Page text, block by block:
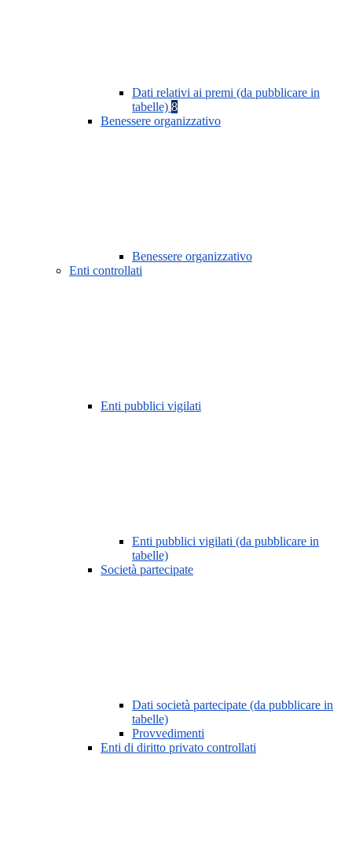
Dati relativi ai premi (da pubblicare in
tabelle) 8
Benessere organizzativo
Benessere organizzativo
Enti controllati
Enti pubblici vigilati
Enti pubblici vigilati (da pubblicare in
tabelle)
Società partecipate
Dati società partecipate (da pubblicare in
tabelle)
Provvedimenti
Enti di diritto privato controllati